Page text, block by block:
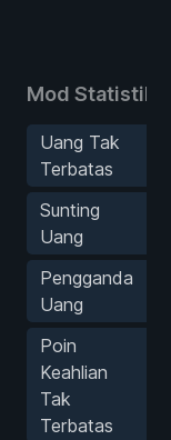
Mod Statistik
Uang Tak
Terbatas
Sunting
Uang
Pengganda
Uang
Poin
Keahlian
Tak
Terbatas